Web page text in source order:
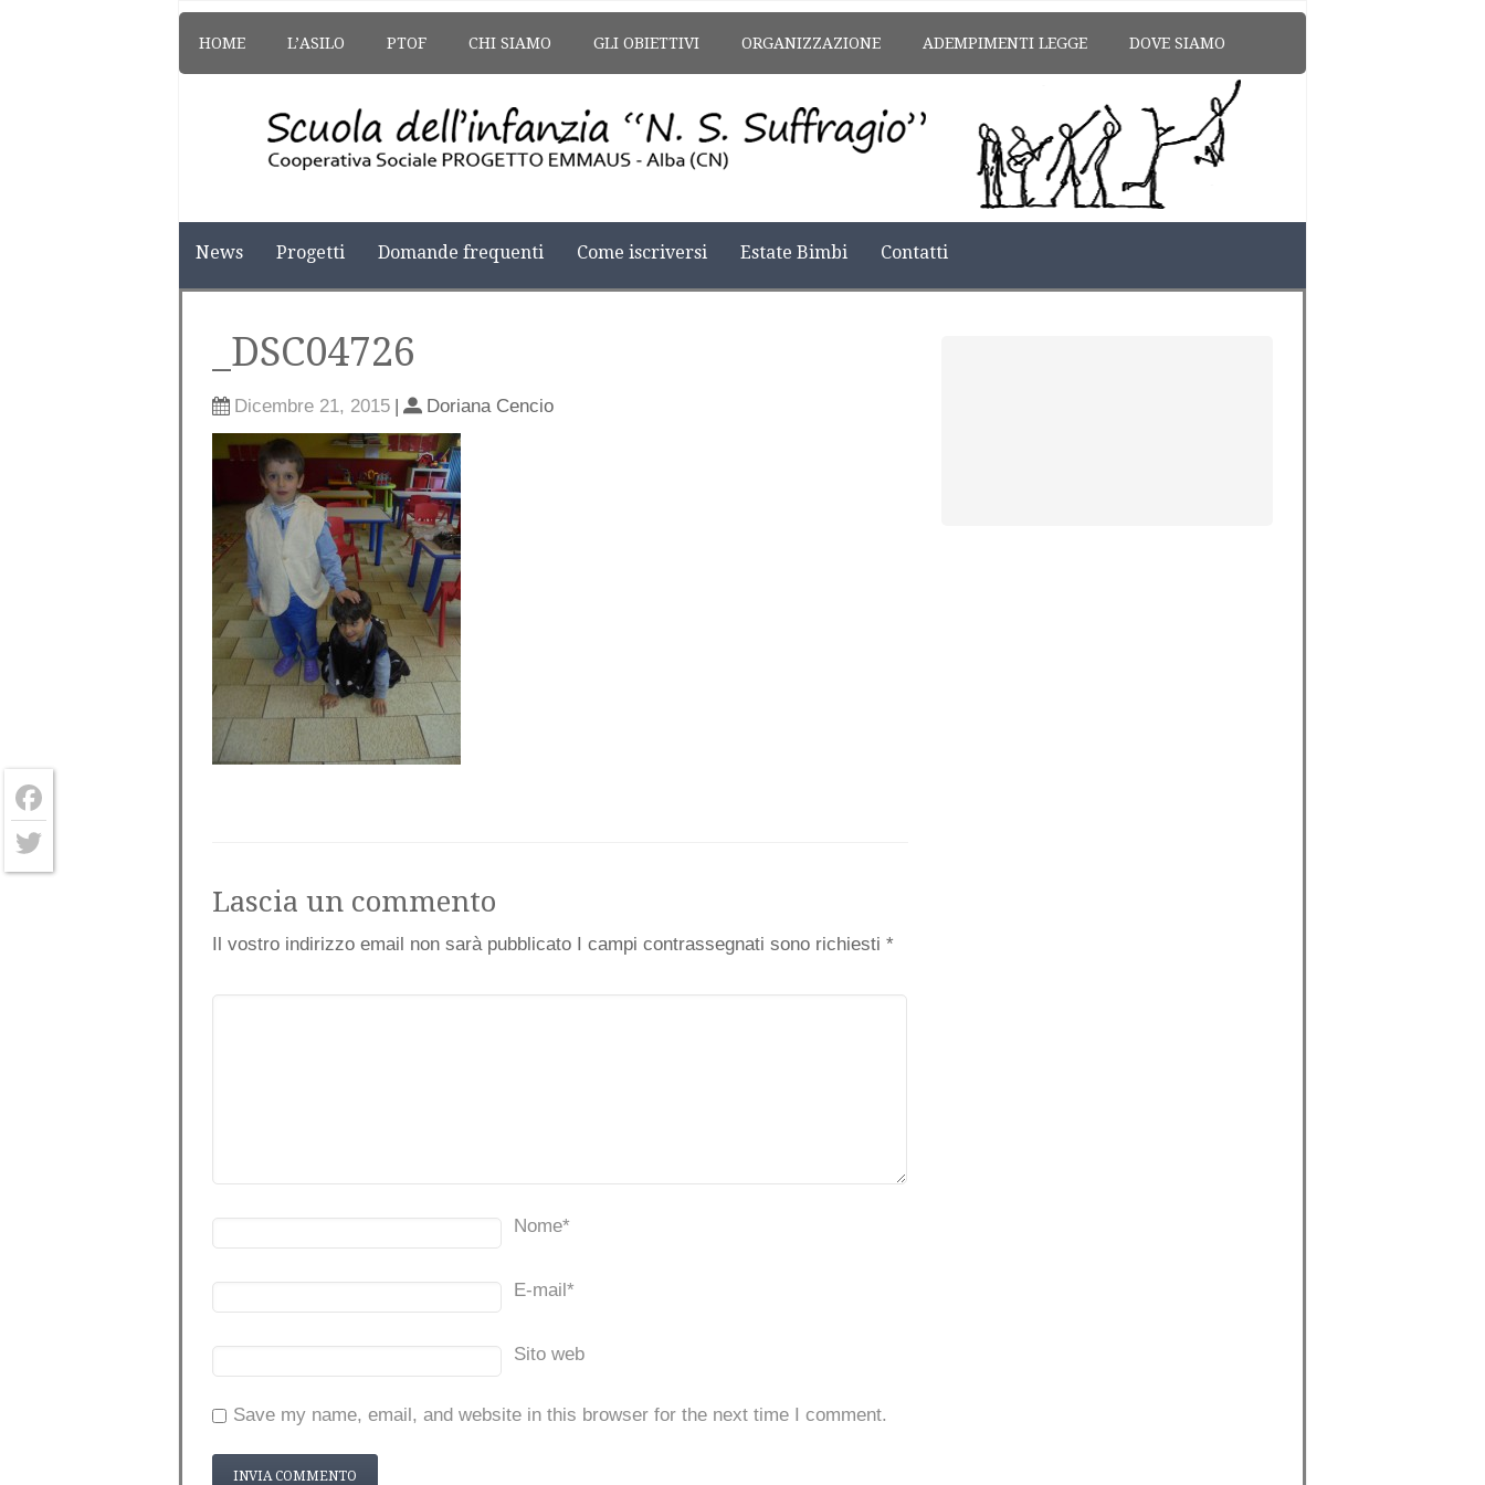
HOME L’ASILO PTOF CHI SIAMO GLI OBIETTIVI ORGANIZZAZIONE ADEMPIMENTI LEGGE DOVE SIAMO
News Progetti Domande frequenti Come iscriversi Estate Bimbi Contatti
_DSC04726
Dicembre 21, 2015 | Doriana Cencio
Lascia un commento
Il vostro indirizzo email non sarà pubblicato I campi contrassegnati sono richiesti *
Nome*
E-mail *
Sito web
Save my name, email, and website in this browser for the next time I comment.
Facebook
Twitter